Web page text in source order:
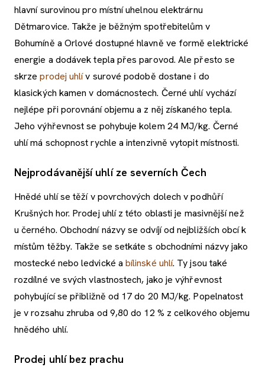
hlavní surovinou pro místní uhelnou elektrárnu
Dětmarovice. Takže je běžným spotřebitelům v
Bohumíně a Orlové dostupné hlavně ve formě elektrické
energie a dodávek tepla přes parovod. Ale přesto se
skrzeprodej uhlív surové podobě dostane i do
klasických kamen v domácnostech. Černé uhlí vychází
nejlépe při porovnání objemu a z něj získaného tepla.
Jeho výhřevnost se pohybuje kolem 24 MJ/kg. Černé
uhlí má schopnost rychle a intenzivně vytopit místnosti.
Nejprodávanější uhlí ze severních Čech
Hnědé uhlí se těží v povrchových dolech v podhůří
Krušných hor. Prodej uhlí z této oblasti je masivnější než
u černého. Obchodní názvy se odvíjí od nejbližších obcí k
místům těžby. Takže se setkáte s obchodními názvy jako
mostecké nebo ledvické abílinské uhlí. Ty jsou také
rozdílné ve svých vlastnostech, jako je výhřevnost
pohybující se přibližně od 17 do 20 MJ/kg. Popelnatost
je v rozsahu zhruba od 9,80 do 12 % z celkového objemu
hnědého uhlí.
Prodej uhlí bez prachu